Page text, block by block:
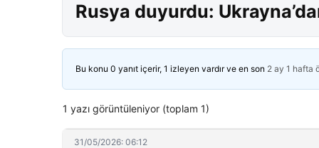
Rusya duyurdu:
Bu konu 0 yanıt içerir, 1 izleyen vardır ve en son 2 ay 1 hafta
1 yazı görüntüleniyor (toplam 1)
31/05/2026: 06:12